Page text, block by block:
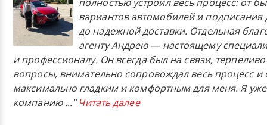
вариантов автомобилей и подписания
до надежной доставки. Отдельная
агенту Андрею — настоящему
и профессионалу. Он всегда был на связи,
вопросы, внимательно сопровождал весь процесс и
максимально гладким и комфортным для меня. Я
компанию..." Читать далее